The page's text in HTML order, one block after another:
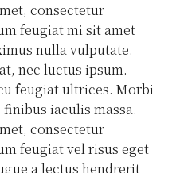
consectetur
feugiat mi sit amet
nulla vulputate.
nec luctus ipsum.
feugiat ultrices. Morbi
iaculis massa.
consectetur
feugiat vel risus eget
a lectus hendrerit